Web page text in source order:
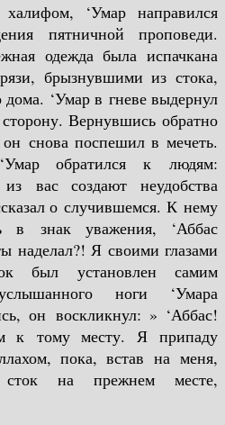
‘Умар направился
пятничной проповеди.
одежда была испачкана
брызнувшими из стока,
‘Умар в гневе выдернул
Вернувшись обратно
снова поспешил в мечеть.
обратился к людям:
вас создают неудобства
о случившемся. К нему
в знак уважения, ‘Аббас
наделал?! Я своими глазами
был установлен самим
ноги ‘Умара
он воскликнул: » ‘Аббас!
к тому месту. Я припаду
пока, встав на меня,
на прежнем месте,